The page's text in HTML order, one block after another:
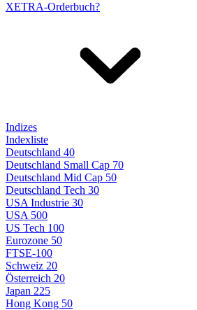
XETRA-Orderbuch?
Indizes
Indexliste
Deutschland 40
Deutschland Small Cap 70
Deutschland Mid Cap 50
Deutschland Tech 30
USA Industrie 30
USA 500
US Tech 100
Eurozone 50
FTSE-100
Schweiz 20
Österreich 20
Japan 225
Hong Kong 50